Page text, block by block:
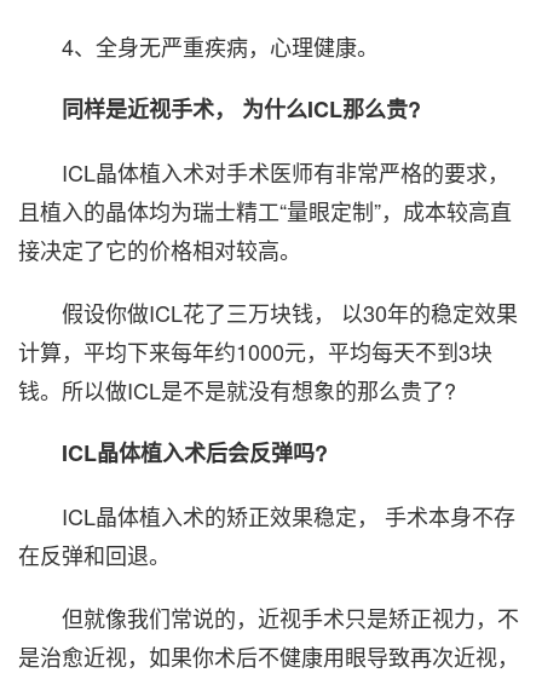
4、全身无严重疾病，心理健康。
同样是近视手术， 为什么ICL那么贵?
ICL晶体植入术对手术医师有非常严格的要求，
且植入的晶体均为瑞士精工“量眼定制”，成本较高直
接决定了它的价格相对较高。
假设你做ICL花了三万块钱， 以30年的稳定效果
计算，平均下来每年约1000元，平均每天不到3块
钱。所以做ICL是不是就没有想象的那么贵了?
ICL晶体植入术后会反弹吗?
ICL晶体植入术的矫正效果稳定， 手术本身不存
在反弹和回退。
但就像我们常说的，近视手术只是矫正视力，不
是治愈近视，如果你术后不健康用眼导致再次近视，